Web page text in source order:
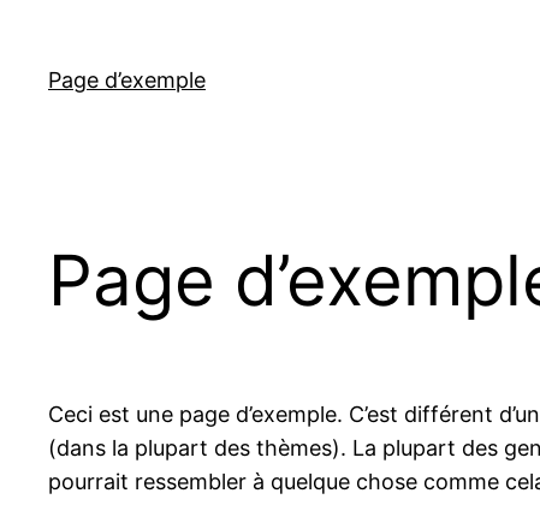
contenu
Page d’exemple
Page
Ceci est une page d’exemple. C’est différent
(dans la plupart des thèmes). La plupart des
pourrait ressembler à quelque chose comme